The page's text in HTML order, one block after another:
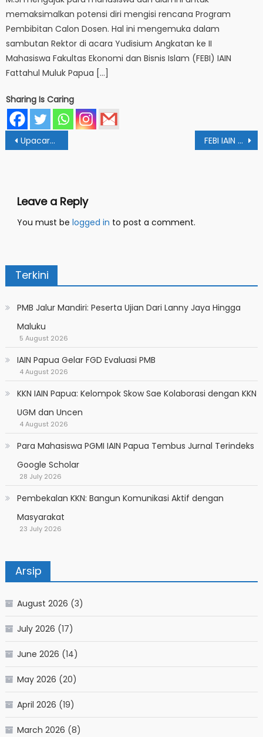
memaksimalkan potensi diri mengisi rencana Program
Pembibitan Calon Dosen. Hal ini mengemuka dalam
sambutan Rektor di acara Yudisium Angkatan ke II
Mahasiswa Fakultas Ekonomi dan Bisnis Islam (FEBI) IAIN
Fattahul Muluk Papua […]
Sharing Is Caring
Post
navigation
Upacara HAB: Rektor Tekankan Pentingnya Tiga Hal Kunci FEBI IAIN FM Papua Gelar Apresiasi Mahasiswa Berprestasi
Leave a Reply
You must be logged in to post a comment.
Terkini
PMB Jalur Mandiri: Peserta Ujian Dari Lanny Jaya Hingga
Maluku
5 August 2026
IAIN Papua Gelar FGD Evaluasi PMB
4 August 2026
KKN IAIN Papua: Kelompok Skow Sae Kolaborasi dengan KKN
UGM dan Uncen
4 August 2026
Para Mahasiswa PGMI IAIN Papua Tembus Jurnal Terindeks
Google Scholar
28 July 2026
Pembekalan KKN: Bangun Komunikasi Aktif dengan
Masyarakat
23 July 2026
Arsip
August 2026 (3)
July 2026 (17)
June 2026 (14)
May 2026 (20)
April 2026 (19)
March 2026 (8)